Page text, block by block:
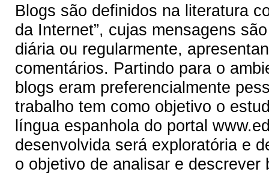
Blogs são definidos na literatura
da Internet”, cujas mensagens
diária ou regularmente,
comentários. Partindo para o
blogs eram preferencialmente
trabalho tem como objetivo o
língua espanhola do portal
desenvolvida será exploratória e
o objetivo de analisar e